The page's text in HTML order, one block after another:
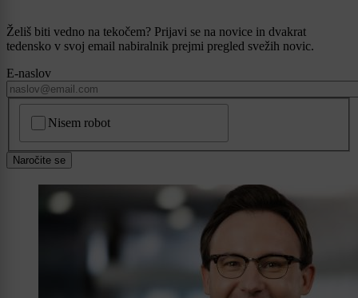
Želiš biti vedno na tekočem? Prijavi se na novice in dvakrat
tedensko v svoj email nabiralnik prejmi pregled svežih novic.
E-naslov
Nisem robot
Naročite se